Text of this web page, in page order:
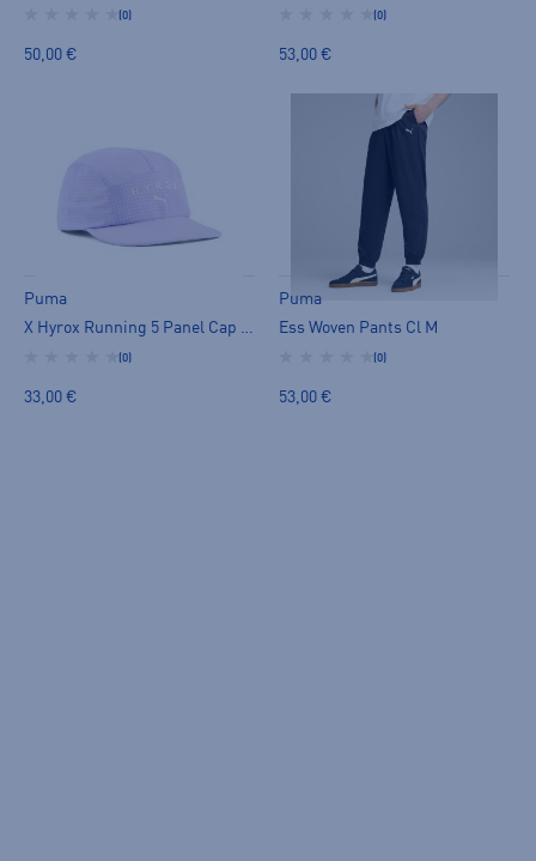
(0)
50,00 €
(0)
53,00 €
Puma
X Hyrox Running 5 Panel Cap GR U
(0)
33,00 €
Puma
Ess Woven Pants Cl M
(0)
53,00 €